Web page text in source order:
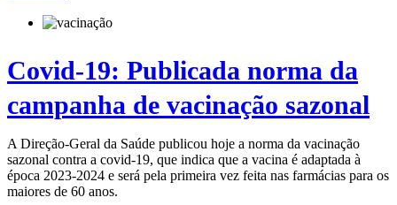
Covid-19: Publicada norma da
campanha de vacinação sazonal
A Direção-Geral da Saúde publicou hoje a norma da vacinação
sazonal contra a covid-19, que indica que a vacina é adaptada à
época 2023-2024 e será pela primeira vez feita nas farmácias para os
maiores de 60 anos.